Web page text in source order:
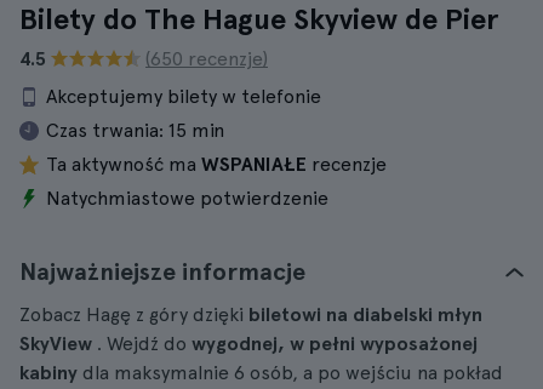
Bilety do The Hague Skyview de Pier
4.5
(650 recenzje)
Akceptujemy bilety w telefonie
Czas trwania: 15 min
Ta aktywność ma WSPANIAŁE recenzje
Natychmiastowe potwierdzenie
Najważniejsze informacje
Zobacz Hagę z góry dzięki biletowi na diabelski młyn
SkyView . Wejdź do wygodnej, w pełni wyposażonej
kabiny dla maksymalnie 6 osób, a po wejściu na pokład